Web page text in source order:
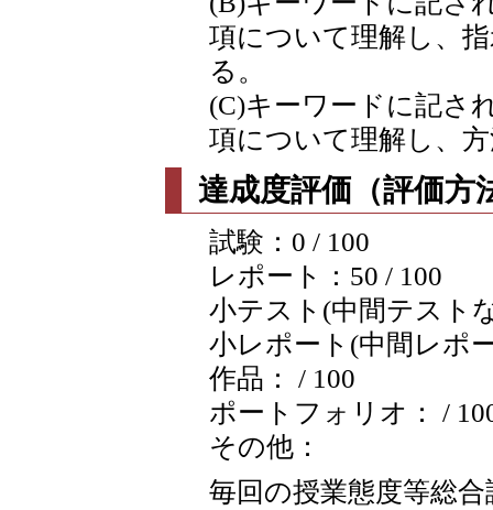
項について理解し、
る。
(C)キーワードに記さ
項について理解し、
達成度評価（評価方
試験：0 / 100
レポート：50 / 100
小テスト(中間テスト
小レポート(中間レポ
作品： / 100
ポートフォリオ： /
その他：
毎回の授業態度等総合